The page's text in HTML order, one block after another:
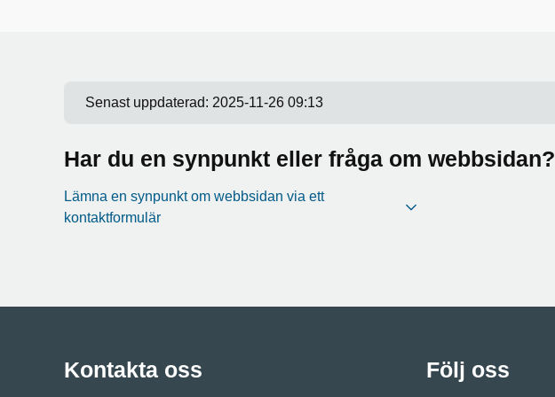
Senast uppdaterad: 2025-11-26 09:13
Har du en synpunkt eller fråga om webbsidan?
Lämna en synpunkt om webbsidan via ett
kontaktformulär
Kontakta oss Följ oss